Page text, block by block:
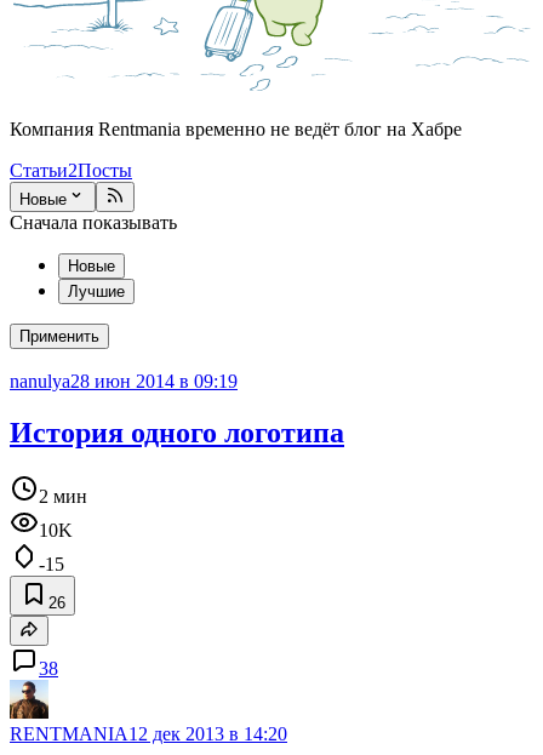
Компания Rentmania временно не ведёт блог на Хабре
Статьи2Посты
Новые
Сначала показывать
Новые
Лучшие
Применить
nanulya28 июн 2014 в 09:19
История одного логотипа
2 мин
10K
-15
26
38
RENTMANIA12 дек 2013 в 14:20